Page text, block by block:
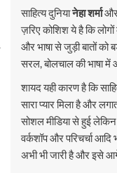
साहित्य दुनियानेहा शर्मा
ज़रिए कोशिश ये है कि
और भाषा से जुड़ी बातों
सरल, बोलचाल की भाषा
शायद यही कारण है कि
सारा प्यार मिला है और
सोशल मीडिया से हुई लेकिन
वर्कशॉप और परिचर्चा
अभी भी जारी है और इसे